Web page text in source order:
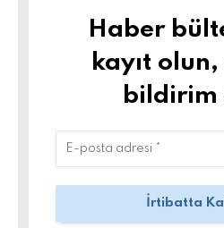
Haber
kayıt olun,
bildirim